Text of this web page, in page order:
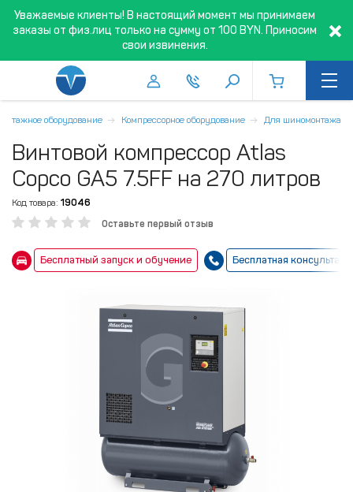
Уважаемые клиенты! В настоящий момент мы принимаем
заказы от физ.лиц только на сумму от 100 BYN. Приносим
свои извинения.
оборудование Компрессорное оборудование Для шиномонтажа
Винтовой компрессор Atlas
Copco GA5 7.5FF на 270 литров
Код товара: 19046
Оставьте первый отзыв
Бесплатный запуск и обучение Бесплатная